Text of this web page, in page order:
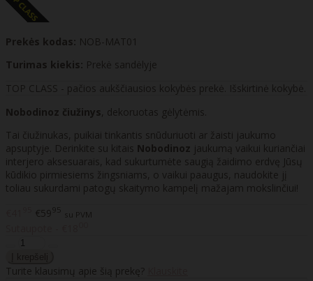
Prekės kodas: NOB-MAT01
Turimas kiekis: Prekė sandėlyje
TOP CLASS - pačios aukščiausios kokybės prekė. Išskirtinė kokybė.
Nobodinoz čiužinys, dekoruotas gėlytėmis.
Tai čiužinukas, puikiai tinkantis snūduriuoti ar žaisti jaukumo
apsuptyje. Derinkite su kitais Nobodinoz jaukumą vaikui kuriančiai
interjero aksesuarais, kad sukurtumėte saugią žaidimo erdvę Jūsų
kūdikio pirmiesiems žingsniams, o vaikui paaugus, naudokite jį
toliau sukurdami patogų skaitymo kampelį mažajam mokslinčiui!
€5995 su PVM
Turite klausimų apie šią prekę?